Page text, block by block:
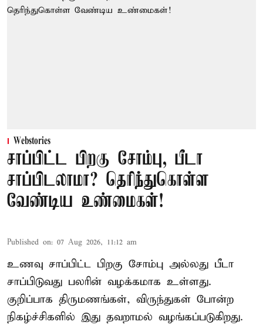
Webstories
சாப்பிட்ட பிறகு சோம்பு, பீடா
சாப்பிடலாமா? தெரிந்துகொள்ள
வேண்டிய உண்மைகள்!
Published on: 07 Aug 2026, 11:12 am
உணவு சாப்பிட்ட பிறகு சோம்பு அல்லது பீடா
சாப்பிடுவது பலரின் வழக்கமாக உள்ளது.
குறிப்பாக திருமணங்கள், விருந்துகள் போன்ற
நிகழ்ச்சிகளில் இது தவறாமல் வழங்கப்படுகிறது.